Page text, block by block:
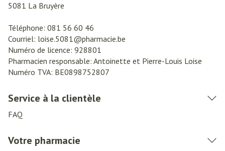
5081 La Bruyère
Téléphone: 081 56 60 46
Courriel: loise.5081@pharmacie.be
Numéro de licence: 928801
Pharmacien responsable: Antoinette et Pierre-Louis Loise
Numéro TVA: BE0898752807
Service à la clientèle
FAQ
Votre pharmacie